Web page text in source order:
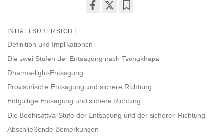
INHALTSÜBERSICHT
Definition und Implikationen
Die zwei Stufen der Entsagung nach Tsongkhapa
Dharma-light-Entsagung
Provisorische Entsagung und sichere Richtung
Entgültige Entsagung und sichere Richtung
Die Bodhisattva-Stufe der Entsagung und der sicheren Richtung
Abschließende Bemerkungen